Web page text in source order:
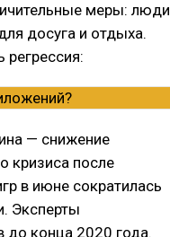
меры: люди
досуга и отдыха.
регрессия:
— снижение
кризиса после
в июне сократилась
Эксперты
до конца 2020 года.